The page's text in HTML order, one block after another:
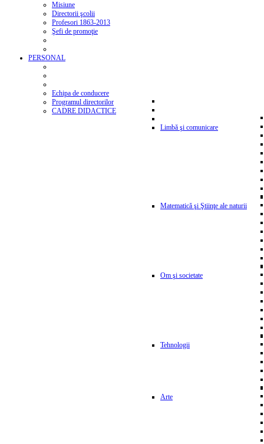
Misiune
Directorii şcolii
Profesori 1863-2013
Şefi de promoţie
PERSONAL
Echipa de conducere
Programul directorilor
CADRE DIDACTICE
Limbă şi comunicare
Matematică şi Ştiinţe ale naturii
Om şi societate
Tehnologii
Arte